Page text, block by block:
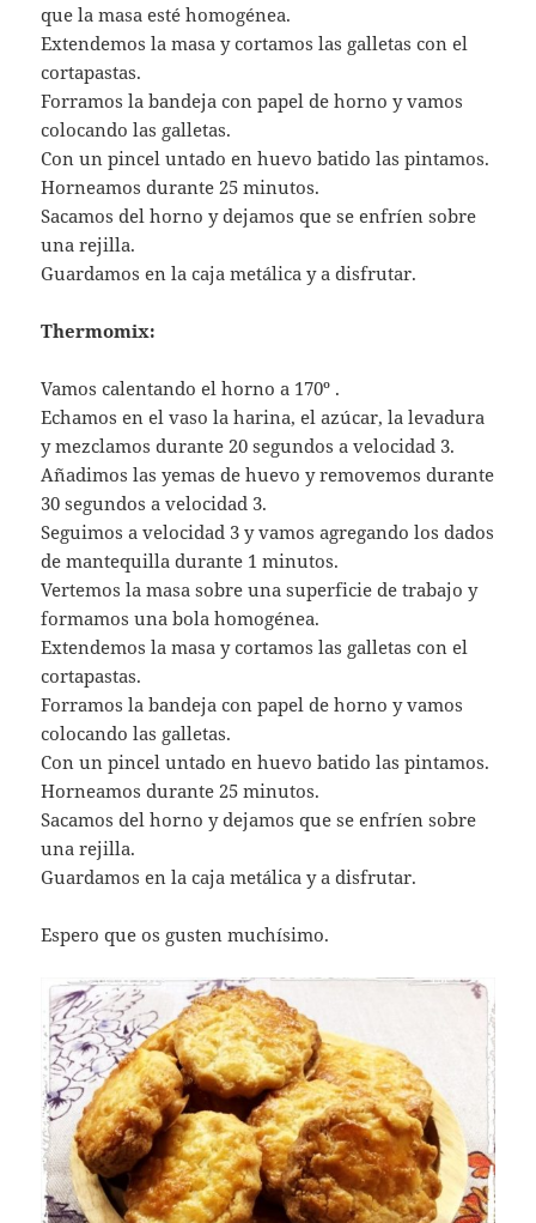
que la masa esté homogénea.
Extendemos la masa y cortamos las galletas con el
cortapastas.
Forramos la bandeja con papel de horno y vamos
colocando las galletas.
Con un pincel untado en huevo batido las pintamos.
Horneamos durante 25 minutos.
Sacamos del horno y dejamos que se enfríen sobre
una rejilla.
Guardamos en la caja metálica y a disfrutar.
Thermomix:
Vamos calentando el horno a 170º .
Echamos en el vaso la harina, el azúcar, la levadura
y mezclamos durante 20 segundos a velocidad 3.
Añadimos las yemas de huevo y removemos durante
30 segundos a velocidad 3.
Seguimos a velocidad 3 y vamos agregando los dados
de mantequilla durante 1 minutos.
Vertemos la masa sobre una superficie de trabajo y
formamos una bola homogénea.
Extendemos la masa y cortamos las galletas con el
cortapastas.
Forramos la bandeja con papel de horno y vamos
colocando las galletas.
Con un pincel untado en huevo batido las pintamos.
Horneamos durante 25 minutos.
Sacamos del horno y dejamos que se enfríen sobre
una rejilla.
Guardamos en la caja metálica y a disfrutar.
Espero que os gusten muchísimo.